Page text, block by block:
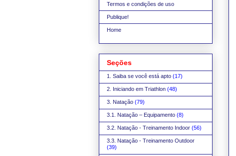
Termos e condições de uso
Publique!
Home
Seções
1. Saiba se você está apto (17)
2. Iniciando em Triathlon (48)
3. Natação (79)
3.1. Natação – Equipamento (8)
3.2. Natação - Treinamento Indoor (56)
3.3. Natação - Treinamento Outdoor
(39)